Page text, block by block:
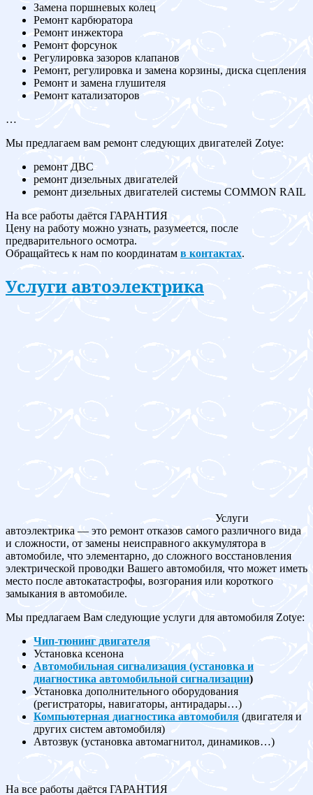
Замена поршневых колец
Ремонт карбюратора
Ремонт инжектора
Ремонт форсунок
Регулировка зазоров клапанов
Ремонт, регулировка и замена корзины, диска сцепления
Ремонт и замена глушителя
Ремонт катализаторов
…
Мы предлагаем вам ремонт следующих двигателей Zotye:
ремонт ДВС
ремонт дизельных двигателей
ремонт дизельных двигателей системы COMMON RAIL
На все работы даётся ГАРАНТИЯ
Цену на работу можно узнать, разумеется, после
предварительного осмотра.
Обращайтесь к нам по координатам в контактах.
Услуги автоэлектрика
Услуги
автоэлектрика — это ремонт отказов самого различного вида
и сложности, от замены неисправного аккумулятора в
автомобиле, что элементарно, до сложного восстановления
электрической проводки Вашего автомобиля, что может иметь
место после автокатастрофы, возгорания или короткого
замыкания в автомобиле.
Мы предлагаем Вам следующие услуги для автомобиля Zotye:
Чип-тюнинг двигателя
Установка ксенона
Автомобильная сигнализация (установка и
диагностика автомобильной сигнализации)
Установка дополнительного оборудования
(регистраторы, навигаторы, антирадары…)
Компьютерная диагностика автомобиля (двигателя и
других систем автомобиля)
Автозвук (установка автомагнитол, динамиков…)
На все работы даётся ГАРАНТИЯ